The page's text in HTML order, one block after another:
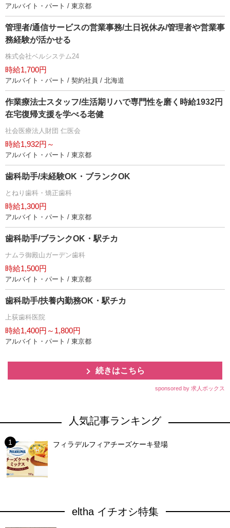
アルバイト・パート / 東京都
管理者/通信サービスの営業事務/土日祝休み/管理者や営業事
務経験が活かせる
株式会社ベルシステム24
時給1,700円
アルバイト・パート / 契約社員 / 北海道
作業療法士スタッフ/生活期リハで専門性を磨く時給1932円
在宅復帰支援を学べる老健
社会医療法人財団 仁医会
時給1,932円～
アルバイト・パート / 東京都
歯科助手/未経験OK・ブランクOK
とねり歯科・矯正歯科
時給1,300円
アルバイト・パート / 東京都
歯科助手/ブランクOK・駅チカ
ナムラ御殿山ガーデン歯科
時給1,500円
アルバイト・パート / 東京都
歯科助手/扶養内勤務OK・駅チカ
上荻歯科医院
時給1,400円～1,800円
アルバイト・パート / 東京都
続きはこちら
sponsored by 求人ボックス
人気記事ランキング
フィラデルフィアチーズケーキ登場
eltha イチオシ特集